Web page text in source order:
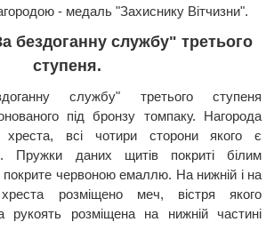
- медаль "Захиснику Вітчизни".
бездоганну службу" третього
ступеня.
службу" третього ступеня
під бронзу томпаку. Нагорода
всі чотири сторони якого є
Пружки даних щитів покриті білим
червоною емаллю. На нижній і на
розміщено меч, вістря якого
рукоять розміщена на нижній частині